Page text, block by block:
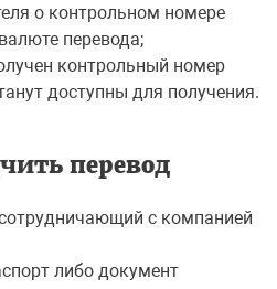
о контрольном номере
перевода;
контрольный номер
доступны для получения.
перевод
с компанией
либо документ